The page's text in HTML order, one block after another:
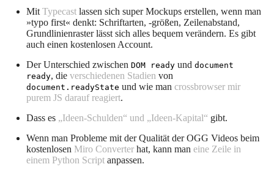
Mit Typecast lassen sich super Mockups erstellen, wenn man
»typo first« denkt: Schriftarten, -größen, Zeilenabstand,
Grundlinienraster lässt sich alles bequem verändern. Es gibt
auch einen kostenlosen Account.
Der Unterschied zwischen DOM ready und document
ready, die verschiedenen Stadien von
document.readyState und wie man crossbrowser mir
purem JS darauf reagiert.
Dass es „Ideen-Schulden“ und „Ideen-Kapital“ gibt.
Wenn man Probleme mit der Qualität der OGG Videos beim
kostenlosen Miro Converter hat, kann man eine Zeile in
einem Python Script anpassen.